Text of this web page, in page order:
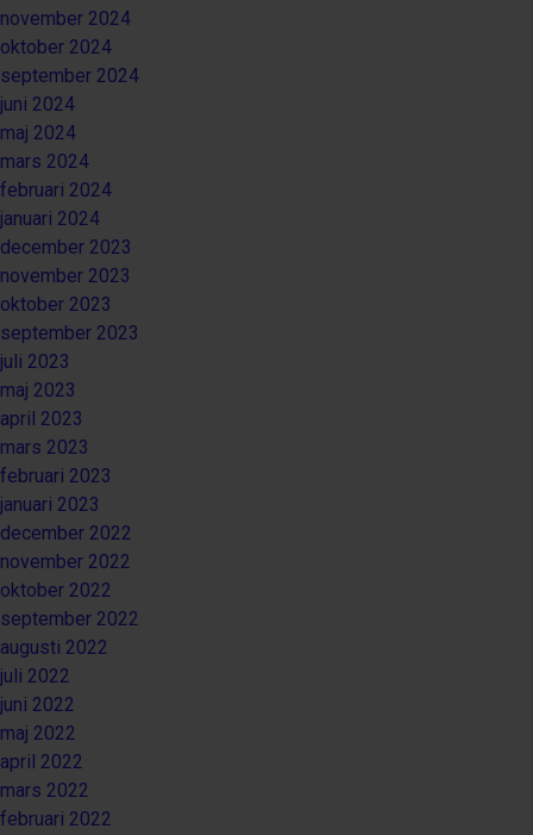
november 2024
oktober 2024
september 2024
juni 2024
maj 2024
mars 2024
februari 2024
januari 2024
december 2023
november 2023
oktober 2023
september 2023
juli 2023
maj 2023
april 2023
mars 2023
februari 2023
januari 2023
december 2022
november 2022
oktober 2022
september 2022
augusti 2022
juli 2022
juni 2022
maj 2022
april 2022
mars 2022
februari 2022